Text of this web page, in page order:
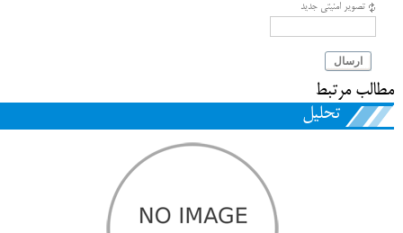
تصویر امنیتی جدید
ارسال
مطالب مرتبط
تحلیل